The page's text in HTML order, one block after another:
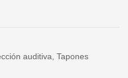
auditiva, Tapones